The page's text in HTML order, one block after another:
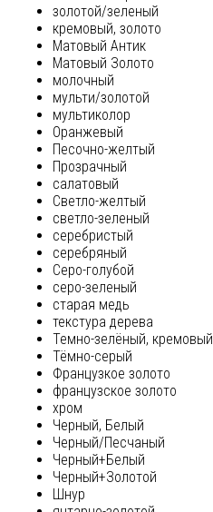
золотой/зеленый
кремовый, золото
Матовый Антик
Матовый Золото
молочный
мульти/золотой
мультиколор
Оранжевый
Песочно-желтый
Прозрачный
салатовый
Светло-желтый
светло-зеленый
серебристый
серебряный
Серо-голубой
серо-зеленый
старая медь
текстура дерева
Темно-зелёный, кремовый
Тёмно-серый
Французкое золото
французское золото
хром
Черный, Белый
Черный/Песчаный
Черный+Белый
Черный+Золотой
Шнур